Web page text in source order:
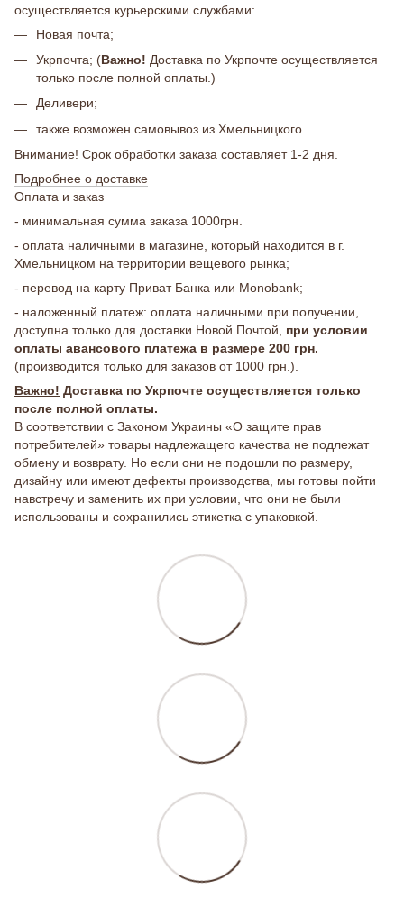
осуществляется курьерскими службами:
Новая почта;
Укрпочта; (Важно! Доставка по Укрпочте осуществляется
только после полной оплаты.)
Деливери;
также возможен самовывоз из Хмельницкого.
Внимание! Срок обработки заказа составляет 1-2 дня.
Подробнее о доставке
Оплата и заказ
- минимальная сумма заказа 1000грн.
- оплата наличными в магазине, который находится в г.
Хмельницком на территории вещевого рынка;
- перевод на карту Приват Банка или Monobank;
- наложенный платеж: оплата наличными при получении,
доступна только для доставки Новой Почтой, при условии
оплаты авансового платежа в размере 200 грн.
(производится только для заказов от 1000 грн.).
Важно! Доставка по Укрпочте осуществляется только
после полной оплаты.
В соответствии с Законом Украины «О защите прав
потребителей» товары надлежащего качества не подлежат
обмену и возврату. Но если они не подошли по размеру,
дизайну или имеют дефекты производства, мы готовы пойти
навстречу и заменить их при условии, что они не были
использованы и сохранились этикетка с упаковкой.